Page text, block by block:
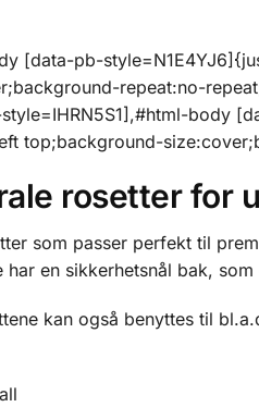
[data-pb-
repeat:no-
body
top;background-
rosetter for
som passer perfekt til
har en sikkerhetsnål bak,
kan også benyttes til